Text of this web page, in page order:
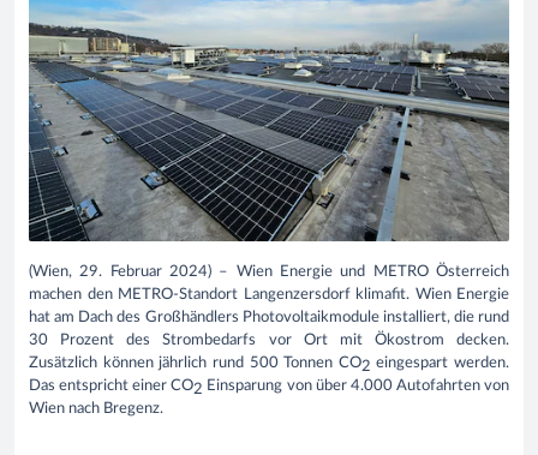
(Wien, 29. Februar 2024) – Wien Energie und METRO Österreich
machen den METRO-Standort Langenzersdorf klimafit. Wien Energie
hat am Dach des Großhändlers Photovoltaikmodule installiert, die rund
30 Prozent des Strombedarfs vor Ort mit Ökostrom decken.
Zusätzlich können jährlich rund 500 Tonnen CO2 eingespart werden.
Das entspricht einer CO2 Einsparung von über 4.000 Autofahrten von
Wien nach Bregenz.